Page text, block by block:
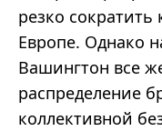
резко
Европе. Однако
Вашингтон все
распределение
коллективной